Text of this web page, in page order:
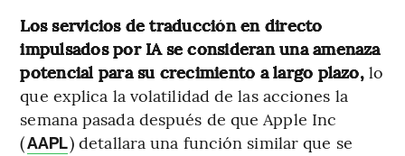
Los servicios de traducción en directo
impulsados por IA se consideran una amenaza
potencial para su crecimiento a largo plazo,lo
que explica la volatilidad de las acciones la
semana pasada después de que Apple Inc
(AAPL) detallara una función similar que se